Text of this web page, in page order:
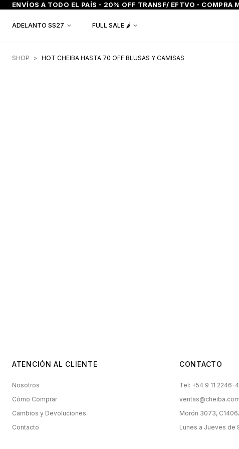
ENVÍOS A TODO EL PAÍS - 20% OFF TRANSF/ EFTVO -
ADELANTO SS27 FULL SALE 🌶️
SHOP > HOT CHEIBA HASTA 70 OFF BLUSAS Y CAMISAS
ATENCIÓN AL CLIENTE
Nosotros
Cómo Comprar
Cambios y Devoluciones
Contacto
CONTACTO
Tel: +54 9 11 2246-
Morón 3073,
Lunes a Jueves de